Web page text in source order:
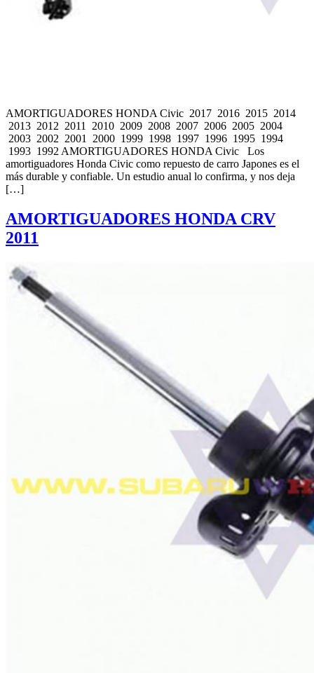
AMORTIGUADORES HONDA Civic 2017 2016 2015 2014
2013 2012 2011 2010 2009 2008 2007 2006 2005 2004
2003 2002 2001 2000 1999 1998 1997 1996 1995 1994
1993 1992 AMORTIGUADORES HONDA Civic Los
amortiguadores Honda Civic como repuesto de carro Japones es el
más durable y confiable. Un estudio anual lo confirma, y nos deja
[…]
AMORTIGUADORES HONDA CRV
2011